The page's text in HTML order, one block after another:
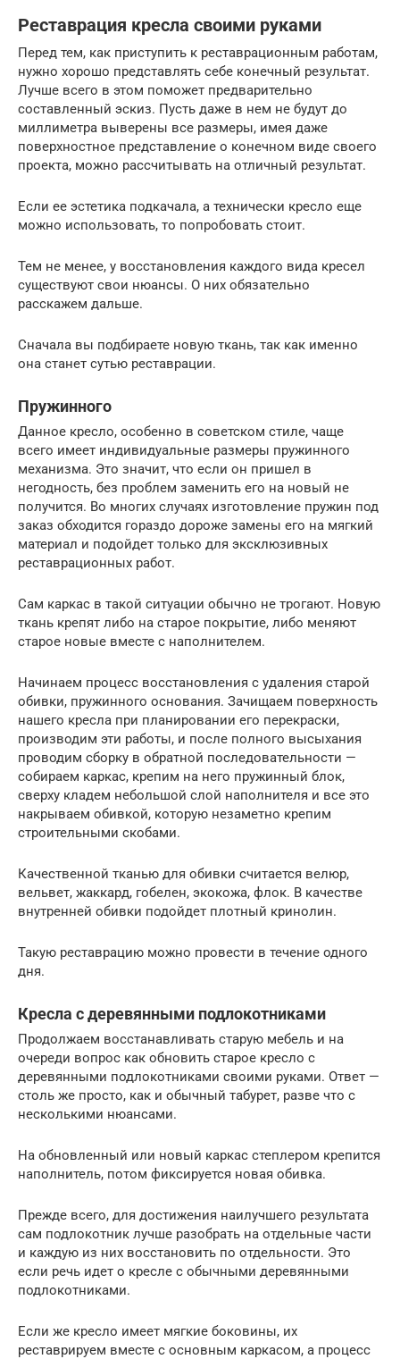
Реставрация кресла своими руками
Перед тем, как приступить к реставрационным работам,
нужно хорошо представлять себе конечный результат.
Лучше всего в этом поможет предварительно
составленный эскиз. Пусть даже в нем не будут до
миллиметра выверены все размеры, имея даже
поверхностное представление о конечном виде своего
проекта, можно рассчитывать на отличный результат.
Если ее эстетика подкачала, а технически кресло еще
можно использовать, то попробовать стоит.
Тем не менее, у восстановления каждого вида кресел
существуют свои нюансы. О них обязательно
расскажем дальше.
Сначала вы подбираете новую ткань, так как именно
она станет сутью реставрации.
Пружинного
Данное кресло, особенно в советском стиле, чаще
всего имеет индивидуальные размеры пружинного
механизма. Это значит, что если он пришел в
негодность, без проблем заменить его на новый не
получится. Во многих случаях изготовление пружин под
заказ обходится гораздо дороже замены его на мягкий
материал и подойдет только для эксклюзивных
реставрационных работ.
Сам каркас в такой ситуации обычно не трогают. Новую
ткань крепят либо на старое покрытие, либо меняют
старое новые вместе с наполнителем.
Начинаем процесс восстановления с удаления старой
обивки, пружинного основания. Зачищаем поверхность
нашего кресла при планировании его перекраски,
производим эти работы, и после полного высыхания
проводим сборку в обратной последовательности —
собираем каркас, крепим на него пружинный блок,
сверху кладем небольшой слой наполнителя и все это
накрываем обивкой, которую незаметно крепим
строительными скобами.
Качественной тканью для обивки считается велюр,
вельвет, жаккард, гобелен, экокожа, флок. В качестве
внутренней обивки подойдет плотный кринолин.
Такую реставрацию можно провести в течение одного
дня.
Кресла с деревянными подлокотниками
Продолжаем восстанавливать старую мебель и на
очереди вопрос как обновить старое кресло с
деревянными подлокотниками своими руками. Ответ —
столь же просто, как и обычный табурет, разве что с
несколькими нюансами.
На обновленный или новый каркас степлером крепится
наполнитель, потом фиксируется новая обивка.
Прежде всего, для достижения наилучшего результата
сам подлокотник лучше разобрать на отдельные части
и каждую из них восстановить по отдельности. Это
если речь идет о кресле с обычными деревянными
подлокотниками.
Если же кресло имеет мягкие боковины, их
реставрируем вместе с основным каркасом, а процесс